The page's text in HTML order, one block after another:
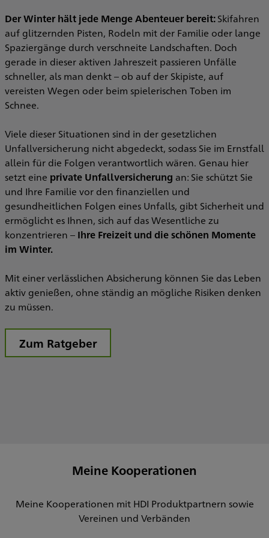
Der Winter hält jede Menge Abenteuer bereit:Skifahren
auf glitzernden Pisten, Rodeln mit der Familie oder lange
Spaziergänge durch verschneite Landschaften. Doch
gerade in dieser aktiven Jahreszeit passieren Unfälle
schneller, als man denkt – ob auf der Skipiste, auf
vereisten Wegen oder beim spielerischen Toben im
Schnee.
Viele dieser Situationen sind in der gesetzlichen
Unfallversicherung nicht abgedeckt, sodass Sie im Ernstfall
allein für die Folgen verantwortlich wären. Genau hier
setzt eine private Unfallversicherung an: Sie schützt Sie
und Ihre Familie vor den finanziellen und
gesundheitlichen Folgen eines Unfalls, gibt Sicherheit und
ermöglicht es Ihnen, sich auf das Wesentliche zu
konzentrieren – Ihre Freizeit und die schönen Momente
im Winter.
Mit einer verlässlichen Absicherung können Sie das Leben
aktiv genießen, ohne ständig an mögliche Risiken denken
zu müssen.
Zum Ratgeber
Meine Kooperationen
Meine Kooperationen mit HDI Produktpartnern sowie
Vereinen und Verbänden